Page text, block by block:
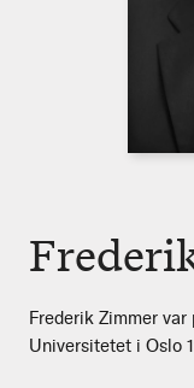
Frederik Zimmer
Universitetet i Oslo